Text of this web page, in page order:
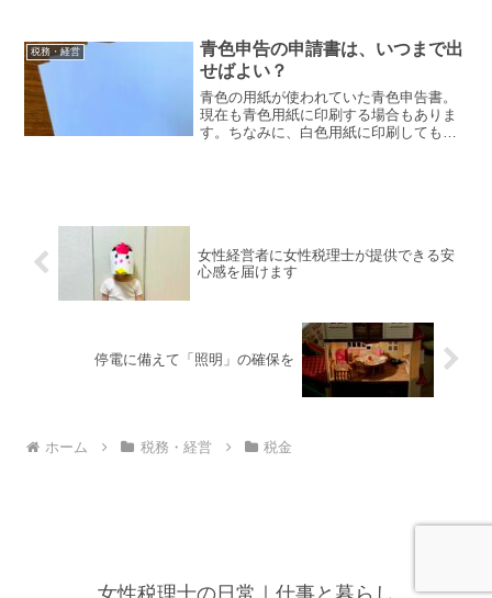
決算書とは、一般的には、会社の財政状
態や経営成績を表した貸借...
税務・経営
青色申告の申請書は、いつまで出
せばよい？
青色の用紙が使われていた青色申告書。
現在も青色用紙に印刷する場合もありま
す。ちなみに、白色用紙に印刷しても
女性経営者に女性税理士が提供できる安
心感を届けます
停電に備えて「照明」の確保を
ホーム 税務・経営 税金
女性税理士の日常｜仕事と暮らし